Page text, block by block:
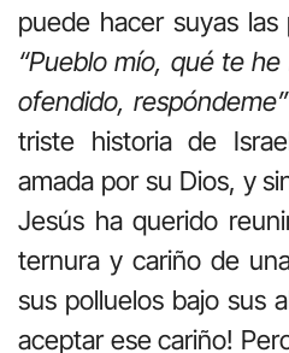
puede hacer suyas las
“Pueblo mío, qué te
ofendido,
triste historia de
amada por su Dios, y
Jesús ha querido
ternura y cariño de
sus polluelos bajo sus
aceptar ese cariño!